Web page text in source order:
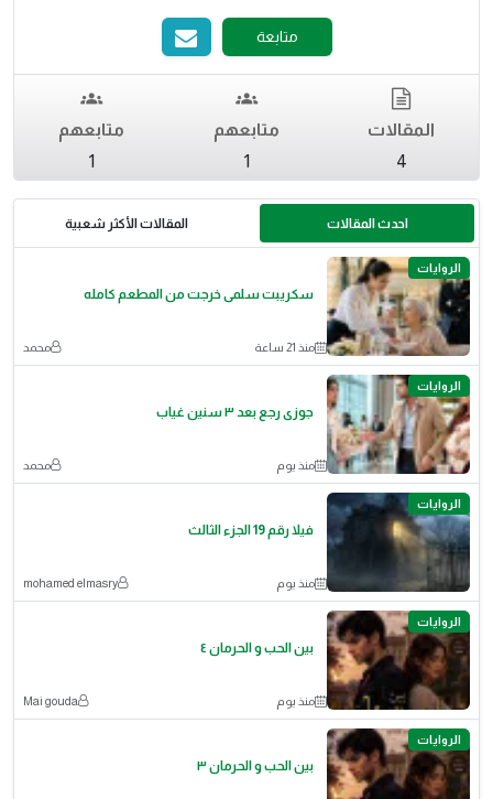
متابعة
المقالات
4
متابعهم
1
متابعهم
1
احدث المقالات المقالات الأكثر شعبية
الروايات
سكريبت سلمى خرجت من المطعم كامله
منذ 21 ساعة محمد
الروايات
جوزى رجع بعد ٣ سنين غياب
منذ يوم محمد
الروايات
فيلا رقم 19 الجزء الثالث
منذ يوم mohamed elmasry
الروايات
بين الحب و الحرمان ٤
منذ يوم Mai gouda
الروايات
بين الحب و الحرمان ٣